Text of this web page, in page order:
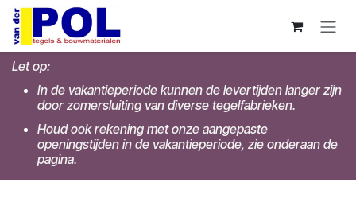
Overslaan naar inhoud
Let op:
In de vakantieperiode kunnen de levertijden langer zijn
door zomersluiting van diverse tegelfabrieken.
Houd ook rekening met onze aangepaste
openingstijden in de vakantieperiode, zie onderaan de
pagina.